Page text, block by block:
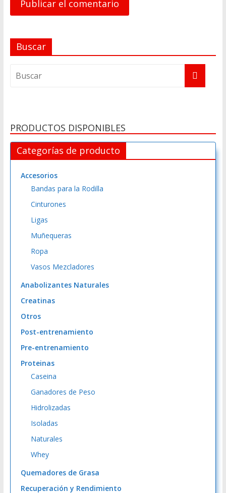
l
t
i
Buscar
PRODUCTOS DISPONIBLES
Categorías de producto
Accesorios
Bandas para la Rodilla
Cinturones
Ligas
Muñequeras
Ropa
Vasos Mezcladores
Anabolizantes Naturales
Creatinas
Otros
Post-entrenamiento
Pre-entrenamiento
Proteinas
Caseina
Ganadores de Peso
Hidrolizadas
Isoladas
Naturales
Whey
Quemadores de Grasa
Recuperación y Rendimiento